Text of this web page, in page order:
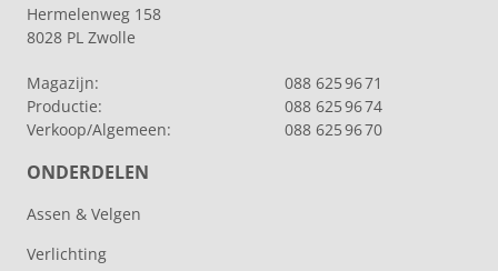
Hermelenweg 158
8028 PL Zwolle
Magazijn:
088 625 96 71
Productie:
088 625 96 74
Verkoop/Algemeen:
088 625 96 70
ONDERDELEN
Assen & Velgen
Verlichting